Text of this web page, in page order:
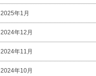
2025年1月
2024年12月
2024年11月
2024年10月